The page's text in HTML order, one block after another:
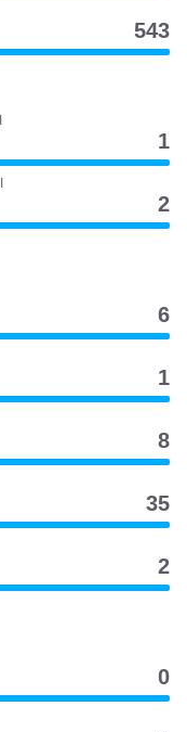
543
1
2
6
1
8
35
2
0